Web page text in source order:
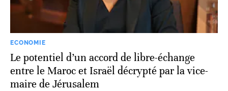
ECONOMIE
Le potentiel d’un accord de libre-échange
entre le Maroc et Israël décrypté par la vice-
maire de Jérusalem